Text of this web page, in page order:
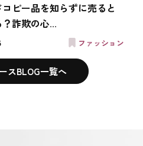
コピー品を知らずに売ると
詐欺の心...
ファッション
スBLOG一覧へ